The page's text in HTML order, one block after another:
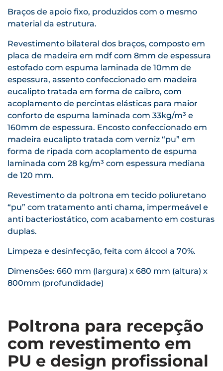
Braços de apoio fixo, produzidos com o mesmo
material da estrutura.
Revestimento bilateral dos braços, composto em
placa de madeira em mdf com 8mm de espessura
estofado com espuma laminada de 10mm de
espessura, assento confeccionado em madeira
eucalipto tratada em forma de caibro, com
acoplamento de percintas elásticas para maior
conforto de espuma laminada com 33kg/m³ e
160mm de espessura. Encosto confeccionado em
madeira eucalipto tratada com verniz “pu” em
forma de ripada com acoplamento de espuma
laminada com 28 kg/m³ com espessura mediana
de 120 mm.
Revestimento da poltrona em tecido poliuretano
“pu” com tratamento anti chama, impermeável e
anti bacteriostático, com acabamento em costuras
duplas.
Limpeza e desinfecção, feita com álcool a 70%.
Dimensões: 660 mm (largura) x 680 mm (altura) x
800mm (profundidade)
Poltrona para recepção
com revestimento em
PU e design profissional